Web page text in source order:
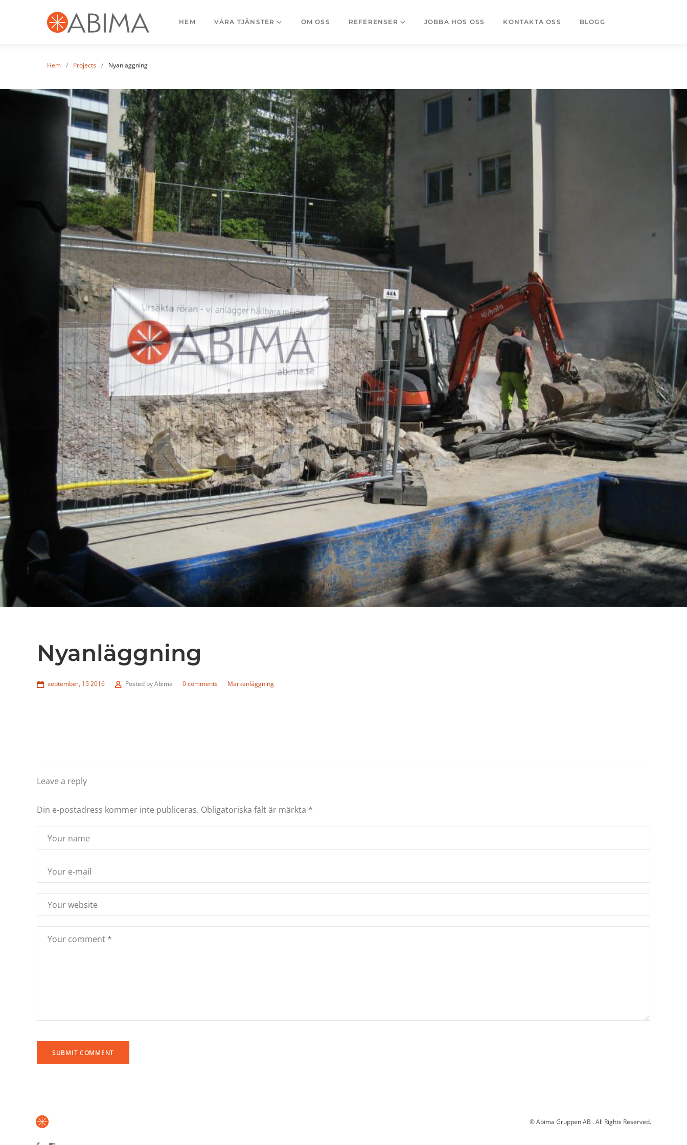
HEM VÅRA TJÄNSTER OM OSS REFERENSER JOBBA HOS OSS KONTAKTA OSS BLOGG
Hem / Projects / Nyanläggning
Nyanläggning
september, 15 2016 Posted byAbima 0 comments Markanläggning
Leave a reply
Din e-postadress kommer inte publiceras. Obligatoriska fält är märkta *
© Abima Gruppen AB . All Rights Reserved.